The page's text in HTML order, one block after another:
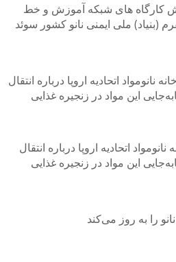
کارگاه های شبکه آموزش و خط
اتحادیه اروپا درباره انتقال
این مواد در زنجیره غذایی